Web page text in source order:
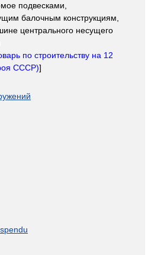
подвесками,
балочным конструкциям,
центрального несущего
по строительству на 12
СССР)]